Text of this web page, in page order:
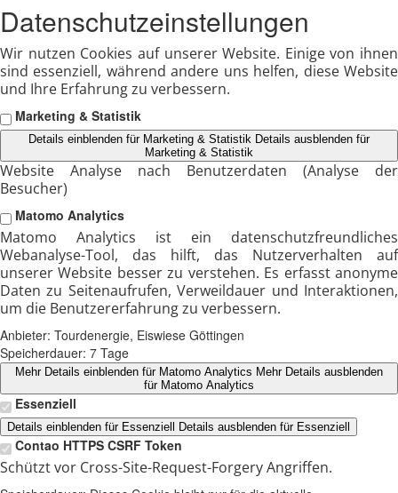
Datenschutzeinstellungen
Wir nutzen Cookies auf unserer Website. Einige von ihnen
sind essenziell, während andere uns helfen, diese Website
und Ihre Erfahrung zu verbessern.
Marketing & Statistik
Details einblenden für Marketing & Statistik Details ausblenden für
Marketing & Statistik
Website Analyse nach Benutzerdaten (Analyse der
Besucher)
Matomo Analytics
Matomo Analytics ist ein datenschutzfreundliches
Webanalyse-Tool, das hilft, das Nutzerverhalten auf
unserer Website besser zu verstehen. Es erfasst anonyme
Daten zu Seitenaufrufen, Verweildauer und Interaktionen,
um die Benutzererfahrung zu verbessern.
Anbieter: Tourdenergie, Eiswiese Göttingen
Speicherdauer: 7 Tage
Mehr Details einblenden für Matomo Analytics Mehr Details ausblenden
für Matomo Analytics
Essenziell
Details einblenden für Essenziell Details ausblenden für Essenziell
Contao HTTPS CSRF Token
Schützt vor Cross-Site-Request-Forgery Angriffen.